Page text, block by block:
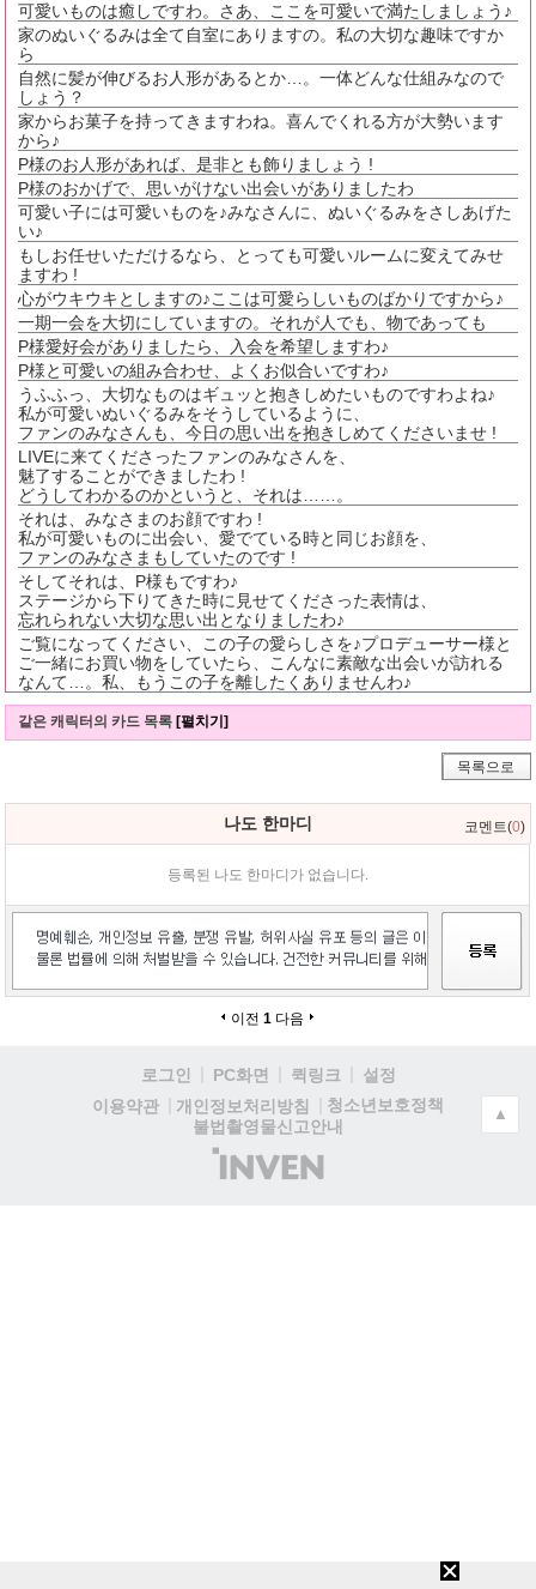
可愛いものは癒しですわ。さあ、ここを可愛いで満たしましょう♪
家のぬいぐるみは全て自室にありますの。私の大切な趣味ですか
ら
自然に髪が伸びるお人形があるとか…。一体どんな仕組みなので
しょう？
家からお菓子を持ってきますわね。喜んでくれる方が大勢います
から♪
P様のお人形があれば、是非とも飾りましょう !
P様のおかげで、思いがけない出会いがありましたわ
可愛い子には可愛いものを♪みなさんに、ぬいぐるみをさしあげた
い♪
もしお任せいただけるなら、とっても可愛いルームに変えてみせ
ますわ !
心がウキウキとしますの♪ここは可愛らしいものばかりですから♪
一期一会を大切にしていますの。それが人でも、物であっても
P様愛好会がありましたら、入会を希望しますわ♪
P様と可愛いの組み合わせ、よくお似合いですわ♪
うふふっ、大切なものはギュッと抱きしめたいものですわよね♪
私が可愛いぬいぐるみをそうしているように、
ファンのみなさんも、今日の思い出を抱きしめてくださいませ !
LIVEに来てくださったファンのみなさんを、
魅了することができましたわ !
どうしてわかるのかというと、それは……。
それは、みなさまのお顔ですわ !
私が可愛いものに出会い、愛でている時と同じお顔を、
ファンのみなさまもしていたのです !
そしてそれは、P様もですわ♪
ステージから下りてきた時に見せてくださった表情は、
忘れられない大切な思い出となりましたわ♪
ご覧になってください、この子の愛らしさを♪プロデューサー様と
ご一緒にお買い物をしていたら、こんなに素敵な出会いが訪れる
なんて…。私、もうこの子を離したくありませんわ♪
같은 캐릭터의 카드 목록 [펼치기]
목록으로
나도 한마디 코멘트(0)
등록된 나도 한마디가 없습니다.
이전 1 다음
로그인 PC화면 퀵링크
설정
이용약관
개인정보처리방침
청소년보호정책
불법촬영물신고안내
(주)
인
▲